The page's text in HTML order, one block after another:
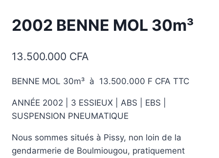
2002 BENNE MOL 30m³
13.500.000 CFA
BENNE MOL 30m³ à 13.500.000 F CFA TTC
ANNÉE 2002 | 3 ESSIEUX | ABS | EBS |
SUSPENSION PNEUMATIQUE
Nous sommes situés à Pissy, non loin de la
gendarmerie de Boulmiougou, pratiquement